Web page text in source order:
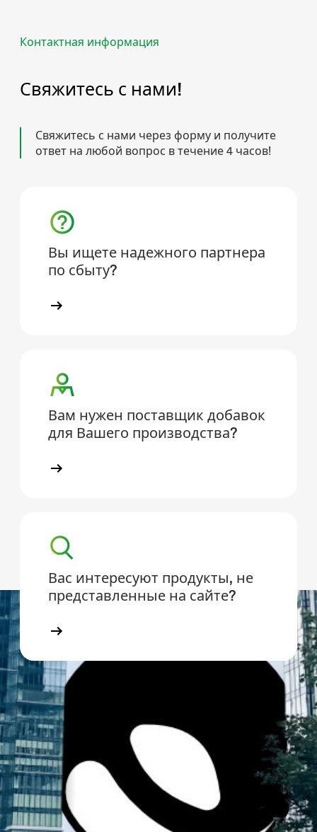
Контактная информация
Свяжитесь с нами!
Свяжитесь с нами через форму и получите
ответ на любой вопрос в течение 4 часов!
Вы ищете надежного партнера
по сбыту?
Вам нужен поставщик добавок
для Вашего производства?
Вас интересуют продукты, не
представленные на сайте?